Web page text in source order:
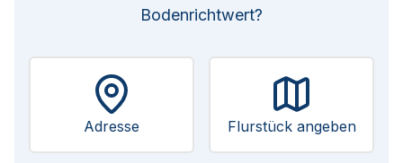
Bodenrichtwert?
Adresse Flurstück angeben